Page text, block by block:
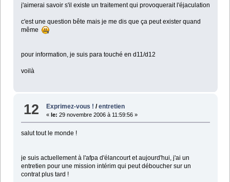
j'aimerai savoir s'il existe un traitement qui provoquerait l'éjaculation
c'est une question bête mais je me dis que ça peut exister quand
même
pour information, je suis para touché en d11/d12
voilà
12 Exprimez-vous ! /entretien
«le: 29 novembre 2006 à 11:59:56 »
salut tout le monde !
je suis actuellement à l'afpa d'élancourt et aujourd'hui, j'ai un
entretien pour une mission intérim qui peut déboucher sur un
contrat plus tard !